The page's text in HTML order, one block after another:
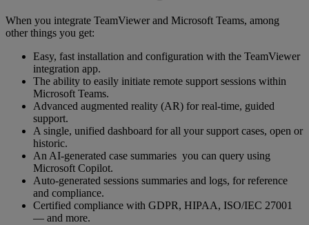
When you integrate TeamViewer and Microsoft Teams, among
other things you get:
Easy, fast installation and configuration with the TeamViewer
integration app.
The ability to easily initiate remote support sessions within
Microsoft Teams.
Advanced augmented reality (AR) for real-time, guided
support.
A single, unified dashboard for all your support cases, open or
historic.
An AI-generated case summaries you can query using
Microsoft Copilot.
Auto-generated sessions summaries and logs, for reference
and compliance.
Certified compliance with GDPR, HIPAA, ISO/IEC 27001
— and more.